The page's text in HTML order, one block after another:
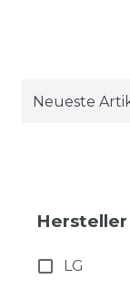
Hersteller
LG